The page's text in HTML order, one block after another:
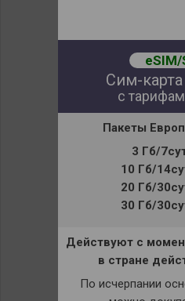
eSIM/
Сим-
с
Пакеты
3 Гб/
10 Гб/
20 Гб/
30 Гб/
Действуют с
в стране
По исчерпании